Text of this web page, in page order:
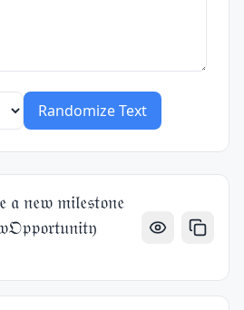
Randomize Text
𝔞 𝔫𝔢𝔴 𝔪𝔦𝔩𝔢𝔰𝔱𝔬𝔫𝔢